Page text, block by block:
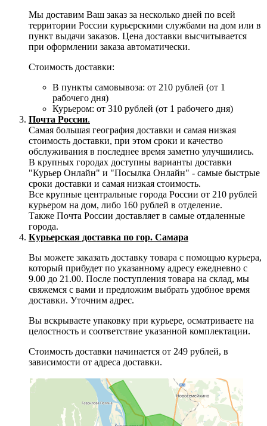
Мы доставим Ваш заказ за несколько дней по всей
территории России курьерскими службами на дом или в
пункт выдачи заказов. Цена доставки высчитывается
при оформлении заказа автоматически.
Стоимость доставки:
В пункты самовывоза: от 210 рублей (от 1
рабочего дня)
Курьером: от 310 рублей (от 1 рабочего дня)
Почта России.
Самая большая география доставки и самая низкая
стоимость доставки, при этом сроки и качество
обслуживания в последнее время заметно улучшились.
В крупных городах доступны варианты доставки
"Курьер Онлайн" и "Посылка Онлайн" - самые быстрые
сроки доставки и самая низкая стоимость.
Все крупные центральные города России от 210 рублей
курьером на дом, либо 160 рублей в отделение.
Также Почта России доставляет в самые отдаленные
города.
Курьерская доставка по гор. Самара
Вы можете заказать доставку товара с помощью курьера,
который прибудет по указанному адресу ежедневно с
9.00 до 21.00. После поступления товара на склад, мы
свяжемся с вами и предложим выбрать удобное время
доставки. Уточним адрес.
Вы вскрываете упаковку при курьере, осматриваете на
целостность и соответствие указанной комплектации.
Стоимость доставки начинается от 249 рублей, в
зависимости от адреса доставки.